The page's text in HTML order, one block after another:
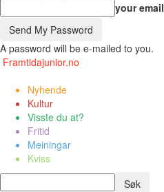
your email
A password will be e-mailed to you.
Framtidajunior.no
Nyhende
Kultur
Visste du at?
Fritid
Meiningar
Kviss